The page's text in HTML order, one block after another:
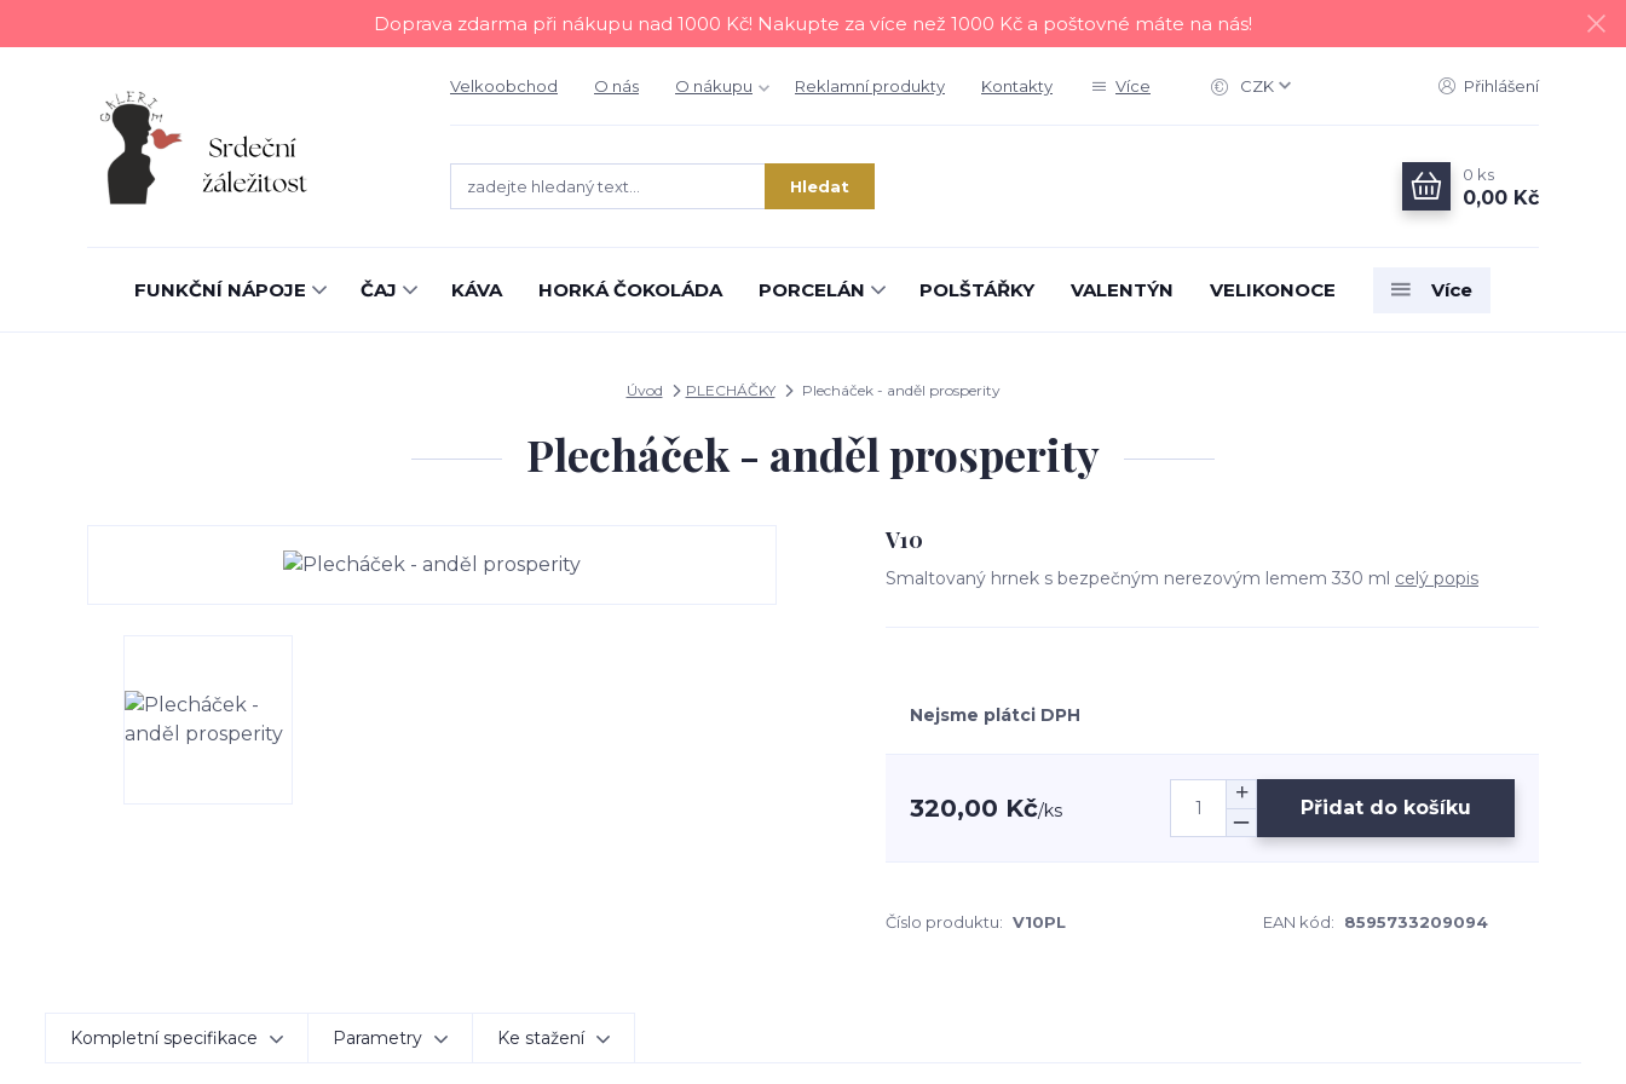
Doprava zdarma při nákupu nad 1000 Kč! Nakupte za více než 1000 Kč a poštovné máte na nás!
Velkoobchod O nás O nákupu Reklamní produkty Kontakty Více CZK Přihlášení
Hledat
0 ks
0,00 Kč
FUNKČNÍ NÁPOJE ČAJ KÁVA HORKÁ ČOKOLÁDA PORCELÁN POLŠTÁŘKY VALENTÝN VELIKONOCE Více
Úvod PLECHÁČKY Plecháček - anděl prosperity
Plecháček - anděl prosperity
V10
Smaltovaný hrnek s bezpečným nerezovým lemem 330 ml celý popis
Nejsme plátci DPH
320,00 Kč/ks Přidat do košíku
Číslo produktu: V10PL EAN kód: 8595733209094
Kompletní specifikace Parametry Ke stažení